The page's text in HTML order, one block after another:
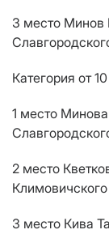
3 место Минов
Категория от
1 место
2 место
3 место Кива